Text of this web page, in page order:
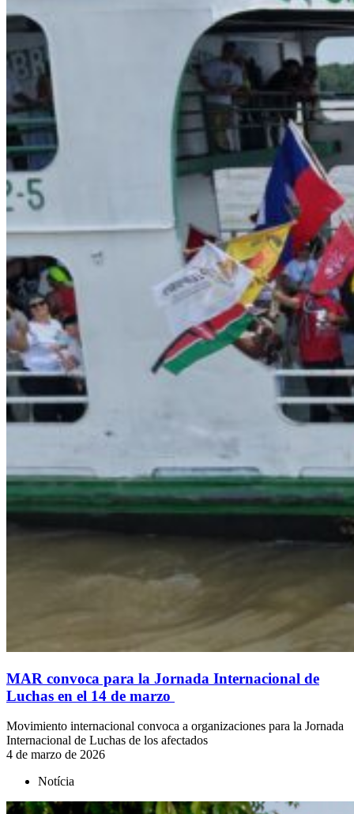
MAR convoca para la Jornada Internacional de
Luchas en el 14 de marzo
Movimiento internacional convoca a organizaciones para la Jornada
Internacional de Luchas de los afectados
4 de marzo de 2026
Notícia